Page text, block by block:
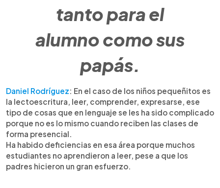
tanto para el
alumno como sus
papás.
Daniel Rodríguez: En el caso de los niños pequeñitos es
la lectoescritura, leer, comprender, expresarse, ese
tipo de cosas que en lenguaje se les ha sido complicado
porque no es lo mismo cuando reciben las clases de
forma presencial.
Ha habido deficiencias en esa área porque muchos
estudiantes no aprendieron a leer, pese a que los
padres hicieron un gran esfuerzo.